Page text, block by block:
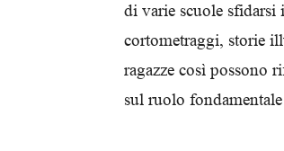
di varie scuole
cortometraggi, storie
ragazze così possono
sul ruolo